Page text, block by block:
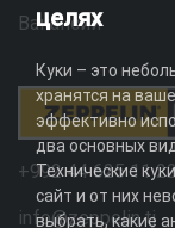
Вакансии
+992 44 625 11 22
info@zeppelin.tj
целях
Куки – это
хранятся на
эффективно
два основных
Технические
сайт и от них
выбрать, какие